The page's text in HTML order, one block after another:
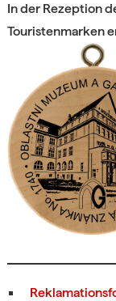
In der Rezeption
Touristenmarken